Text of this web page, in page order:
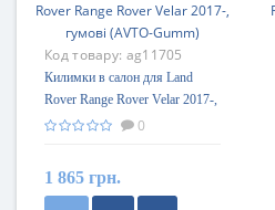
Код товару: ag11705
Килимки в салон для Land
Rover Range Rover Velar 2017-,
гумові (AVTO-Gumm)
0
1 865 грн.